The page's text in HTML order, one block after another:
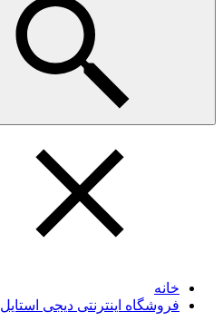
خانه
فروشگاه اینترنتی دیجی استایل